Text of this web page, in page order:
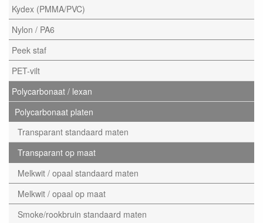
Kydex (PMMA/PVC)
Nylon / PA6
Peek staf
PET-vilt
Polycarbonaat / lexan
Polycarbonaat platen
Transparant standaard maten
Transparant op maat
Melkwit / opaal standaard maten
Melkwit / opaal op maat
Smoke/rookbruin standaard maten